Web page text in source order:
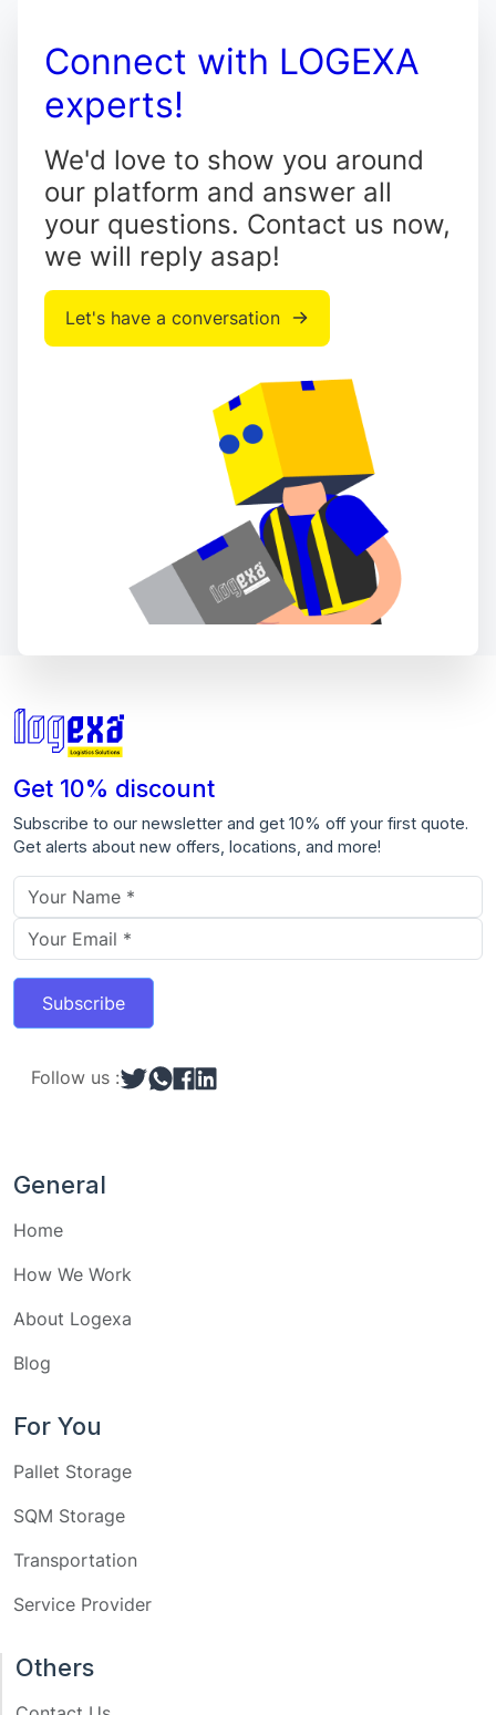
Connect with LOGEXA
experts!
We'd love to show you around
our platform and answer all
your questions. Contact us now,
we will reply asap!
Let's have a conversation
Get 10% discount
Subscribe to our newsletter and get 10% off your first quote.
Get alerts about new offers, locations, and more!
Email address
Subscribe
Follow us :
General
Home
How We Work
About Logexa
Blog
For You
Pallet Storage
SQM Storage
Transportation
Service Provider
Others